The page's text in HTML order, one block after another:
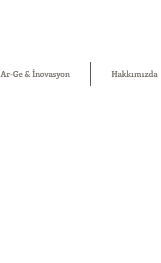
Ar-Ge & İnovasyon Hakkımızda